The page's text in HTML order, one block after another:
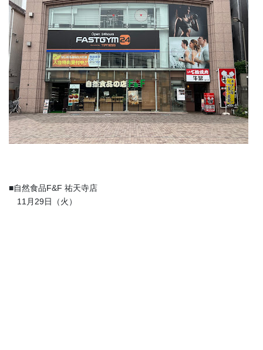
■自然食品F&F 祐天寺店
11月29日（火）